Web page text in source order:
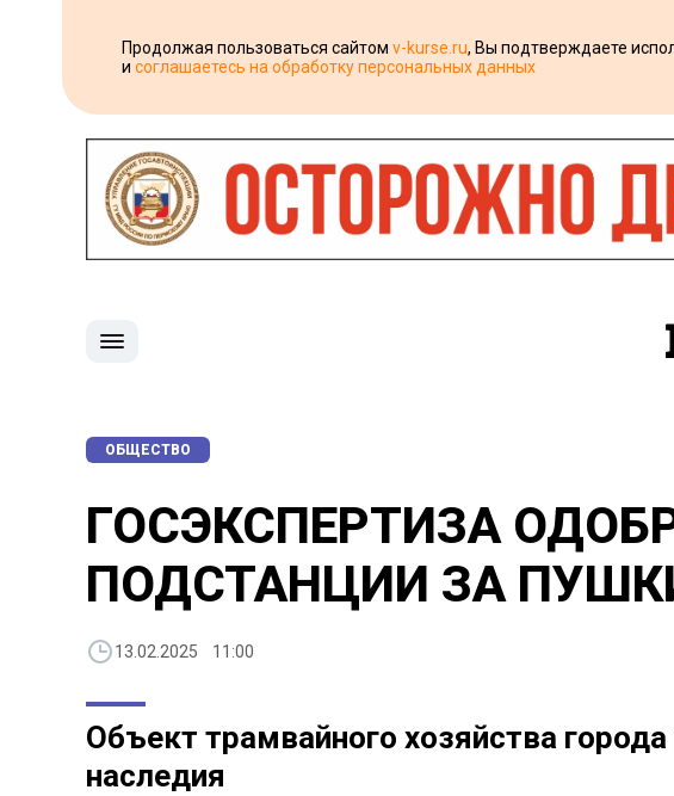
Продолжая пользоваться сайтом v-kurse.ru, Вы подтверждаете
и соглашаетесь на обработку персональных данных
ОБЩЕСТВО
ГОСЭКСПЕРТИЗА
ПОДСТАНЦИИ ЗА
13.02.2025 11:00
Объект трамвайного хозяйства
наследия